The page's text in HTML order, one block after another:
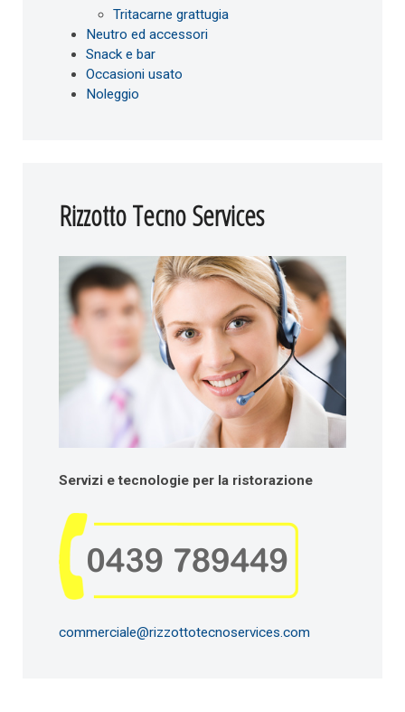
Tritacarne grattugia
Neutro ed accessori
Snack e bar
Occasioni usato
Noleggio
Rizzotto Tecno Services
Servizi e tecnologie per la ristorazione
commerciale@rizzottotecnoservices.com